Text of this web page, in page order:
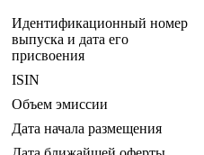
Идентификационный номер
выпуска и дата его
присвоения
ISIN
Объем эмиссии
Дата начала размещения